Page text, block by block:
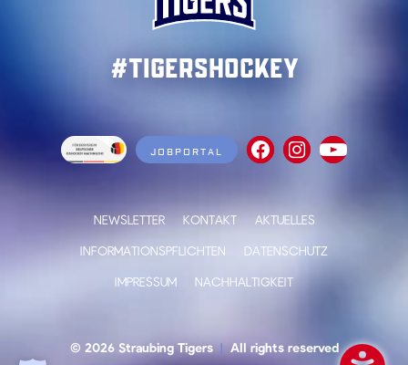
#TigersHockey
JOBPORTAL
NEWSLETTER KONTAKT
AKTUELLES
INFORMATIONSPFLICHTEN
DATENSCHUTZ
IMPRESSUM
NACHHALTIGKEIT
© 2026 Straubing Tigers | All rights reserved